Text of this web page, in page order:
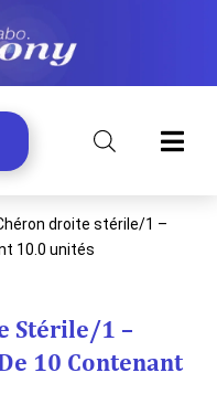
droite stérile/1 –
10.0 unités
Stérile/1 –
10 Contenant